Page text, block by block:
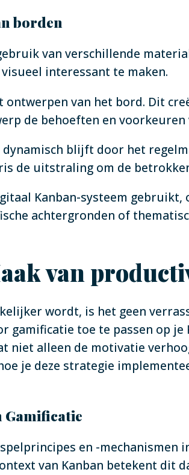
borden
van verschillende
interessant te maken.
van het bord. Dit
de behoeften en voorkeuren
blijft door het
de uitstraling om de
Kanban-systeem gebruikt,
achtergronden of
van
wordt, is het geen
gamificatie toe te passen op
niet alleen de motivatie
je deze strategie
Gamificatie
en -mechanismen
van Kanban betekent dit